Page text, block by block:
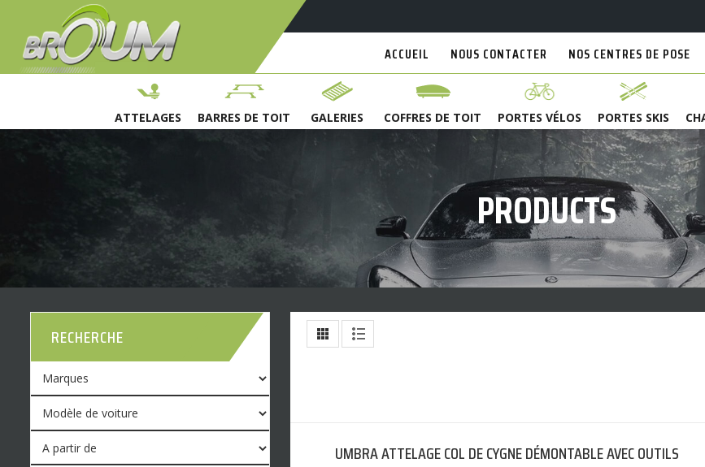
ACCUEIL NOUS CONTACTER NOS CENTRES DE POSE
ATTELAGES BARRES DE TOIT GALERIES COFFRES DE TOIT PORTES VÉLOS PORTES SKIS
PRODUCTS
UMBRA ATTELAGE COL DE CYGNE DÉMONTABLE AVEC OUTILS
RECHERCHE